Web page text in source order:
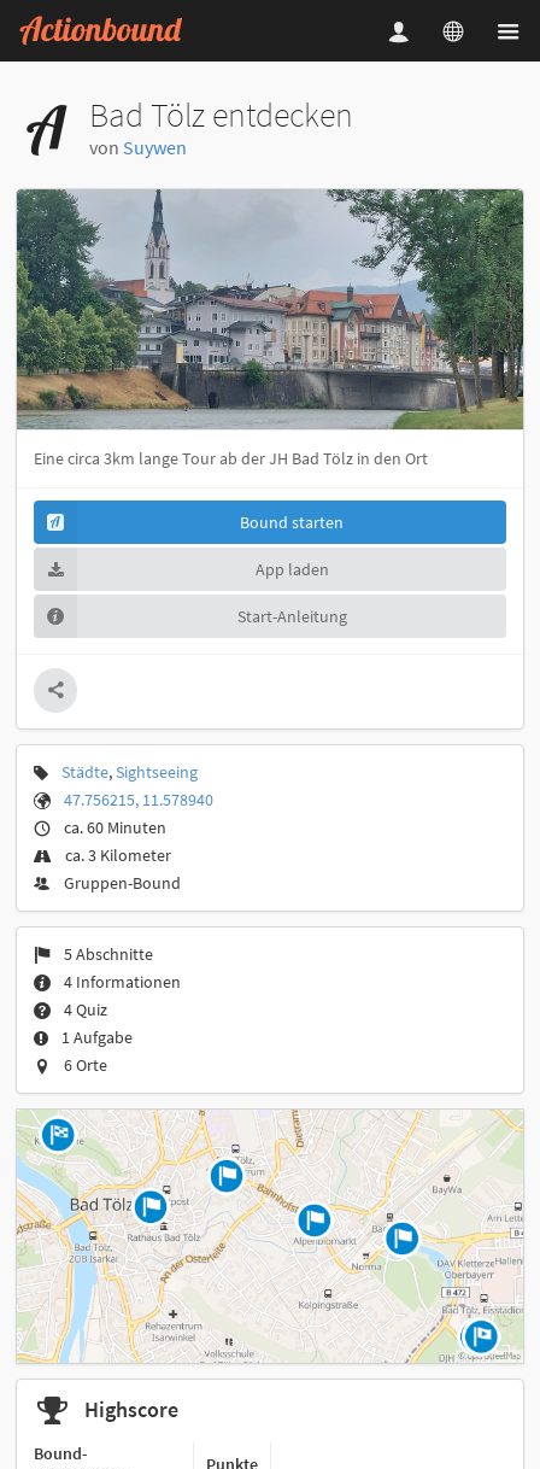
Bad Tölz entdecken
von Suywen
Eine circa 3km lange Tour ab der JH Bad Tölz in den Ort
Bound starten
App laden
Start-Anleitung
Städte,Sightseeing
47.756215, 11.578940
ca. 60 Minuten
ca. 3 Kilometer
Gruppen-Bound
5 Abschnitte
4 Informationen
4 Quiz
1 Aufgabe
6 Orte
Highscore
Bound-